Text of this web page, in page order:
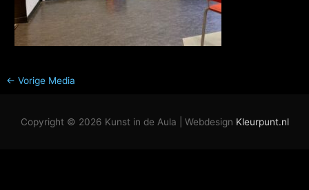
← Vorige Media
Copyright © 2026 Kunst in de Aula | Webdesign Kleurpunt.nl